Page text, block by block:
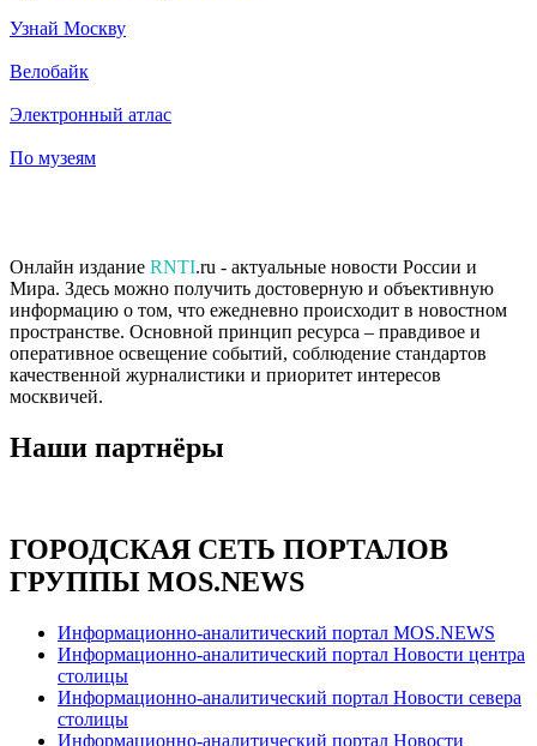
Узнай Москву
Велобайк
Электронный атлас
По музеям
Онлайн издание RNTI.ru - актуальные новости России и
Мира. Здесь можно получить достоверную и объективную
информацию о том, что ежедневно происходит в новостном
пространстве. Основной принцип ресурса – правдивое и
оперативное освещение событий, соблюдение стандартов
качественной журналистики и приоритет интересов
москвичей.
Наши партнёры
ГОРОДСКАЯ СЕТЬ ПОРТАЛОВ
ГРУППЫ MOS.NEWS
Информационно-аналитический портал MOS.NEWS
Информационно-аналитический портал Новости центра
столицы
Информационно-аналитический портал Новости севера
столицы
Информационно-аналитический портал Новости